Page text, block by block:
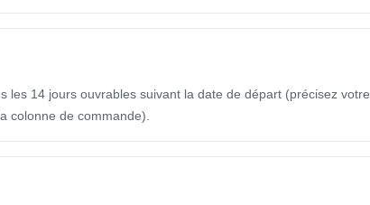
les 14 jours ouvrables suivant la date de départ (précisez votre
colonne de commande).